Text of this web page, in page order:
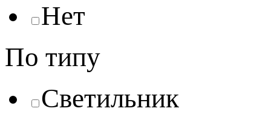
Нет
По типу
Светильник